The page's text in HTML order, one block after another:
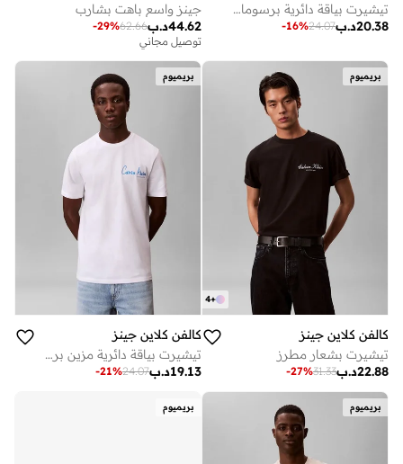
تيشيرت بياقة دائرية برسومات شعار عام ١٩٦٨
د.ب20.38
24.07
-16%
جينز واسع باهت بشارب
د.ب44.62
62.66
-29%
توصيل مجاني
بريميوم
+
4
كالفن كلاين جينز
تيشيرت بشعار مطرز
د.ب22.88
31.33
-27%
بريميوم
كالفن كلاين جينز
تيشيرت بياقة دائرية مزين برسمة
د.ب19.13
24.07
-21%
بريميوم بريميوم